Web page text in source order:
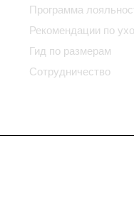
Программа
Рекомендации по
Гид по размерам
Сотрудничество